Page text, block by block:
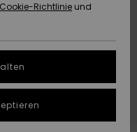
Cookie-Richtlinie und